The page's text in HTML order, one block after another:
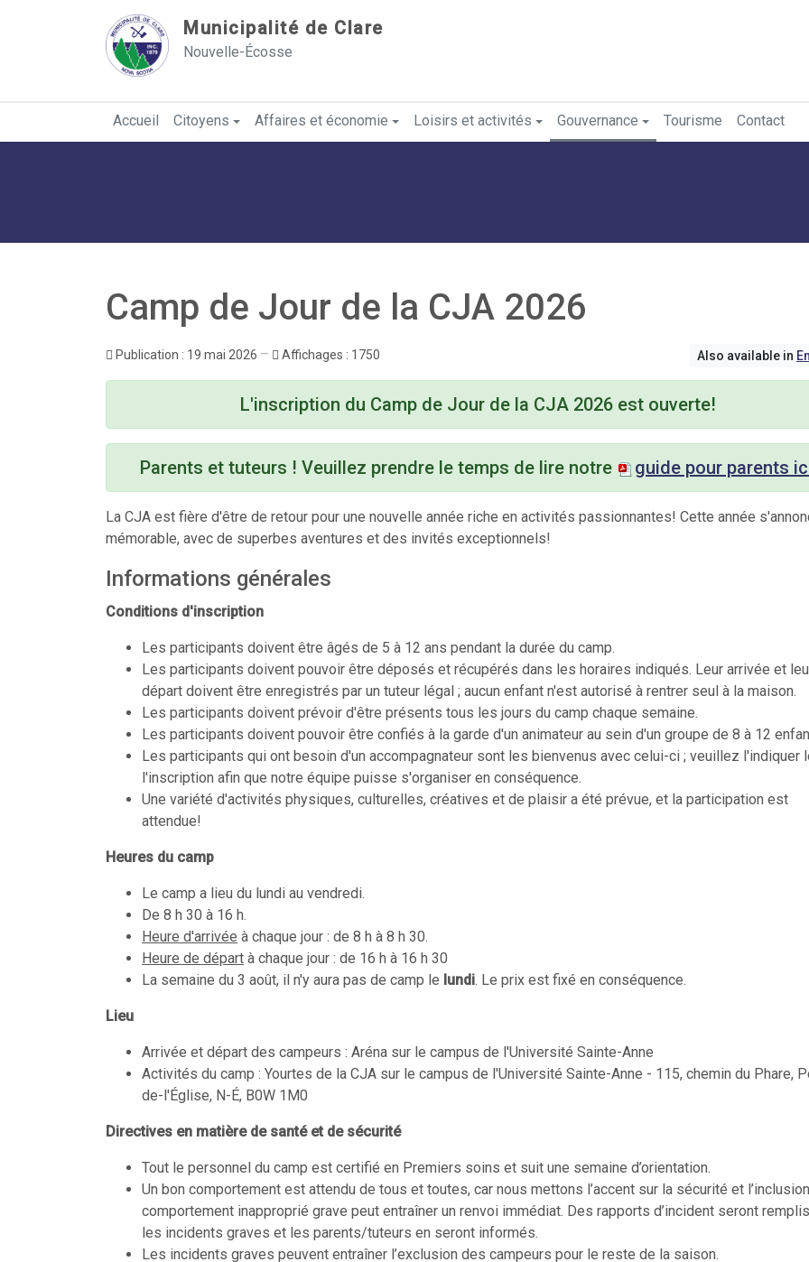
Municipalité de Clare
Nouvelle-Écosse
Accueil Citoyens Affaires et économie Loisirs et activités Gouvernance Tourisme Contact
Camp de Jour de la CJA 2026
Publication : 19 mai 2026 Also available in
Affichages : 1750
L'inscription du Camp de Jour de la CJA 2026 est ouverte!
Parents et tuteurs ! Veuillez prendre le temps de lire notre guide pour parents
La CJA est fière d'être de retour pour une nouvelle année riche en activités passionnantes! Cette année
mémorable, avec de superbes aventures et des invités exceptionnels!
Informations générales
Conditions d'inscription
Les participants doivent être âgés de 5 à 12 ans pendant la durée du camp.
Les participants doivent pouvoir être déposés et récupérés dans les horaires indiqués. Leur arrivée et
départ doivent être enregistrés par un tuteur légal ; aucun enfant n'est autorisé à rentrer seul à la maison.
Les participants doivent prévoir d'être présents tous les jours du camp chaque semaine.
Les participants doivent pouvoir être confiés à la garde d'un animateur au sein d'un groupe de 8 à 12
Les participants qui ont besoin d'un accompagnateur sont les bienvenus avec celui-ci ; veuillez l'indiquer
l'inscription afin que notre équipe puisse s'organiser en conséquence.
Une variété d'activités physiques, culturelles, créatives et de plaisir a été prévue, et la participation est
attendue!
Heures du camp
Le camp a lieu du lundi au vendredi.
De 8 h 30 à 16 h.
Heure d'arrivée à chaque jour : de 8 h à 8 h 30.
Heure de départ à chaque jour : de 16 h à 16 h 30
La semaine du 3 août, il n'y aura pas de camp le lundi. Le prix est fixé en conséquence.
Lieu
Arrivée et départ des campeurs : Aréna sur le campus de l'Université Sainte-Anne
Activités du camp : Yourtes de la CJA sur le campus de l'Université Sainte-Anne - 115, chemin du Phare,
de-l'Église, N-É, B0W 1M0
Directives en matière de santé et de sécurité
Tout le personnel du camp est certifié en Premiers soins et suit une semaine d’orientation.
Un bon comportement est attendu de tous et toutes, car nous mettons l’accent sur la sécurité et
comportement inapproprié grave peut entraîner un renvoi immédiat. Des rapports d’incident seront
les incidents graves et les parents/tuteurs en seront informés.
Les incidents graves peuvent entraîner l’exclusion des campeurs pour le reste de la saison.